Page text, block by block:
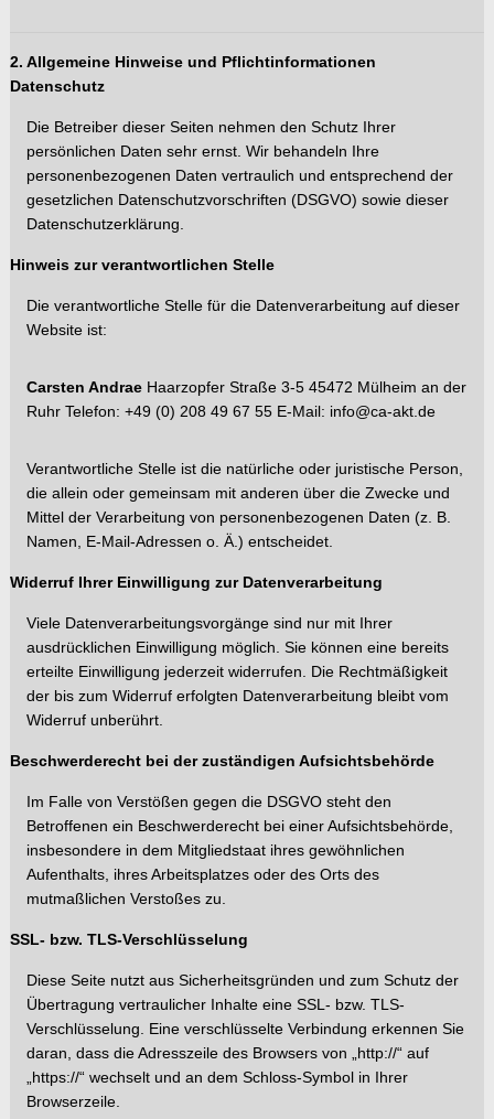
2. Allgemeine Hinweise und Pflichtinformationen
Datenschutz
Die Betreiber dieser Seiten nehmen den Schutz Ihrer
persönlichen Daten sehr ernst. Wir behandeln Ihre
personenbezogenen Daten vertraulich und entsprechend der
gesetzlichen Datenschutzvorschriften (DSGVO) sowie dieser
Datenschutzerklärung.
Hinweis zur verantwortlichen Stelle
Die verantwortliche Stelle für die Datenverarbeitung auf dieser
Website ist:
Carsten AndraeHaarzopfer Straße 3-5 45472 Mülheim an der
Ruhr Telefon: +49 (0) 208 49 67 55 E-Mail: info@ca-akt.de
Verantwortliche Stelle ist die natürliche oder juristische Person,
die allein oder gemeinsam mit anderen über die Zwecke und
Mittel der Verarbeitung von personenbezogenen Daten (z. B.
Namen, E-Mail-Adressen o. Ä.) entscheidet.
Widerruf Ihrer Einwilligung zur Datenverarbeitung
Viele Datenverarbeitungsvorgänge sind nur mit Ihrer
ausdrücklichen Einwilligung möglich. Sie können eine bereits
erteilte Einwilligung jederzeit widerrufen. Die Rechtmäßigkeit
der bis zum Widerruf erfolgten Datenverarbeitung bleibt vom
Widerruf unberührt.
Beschwerderecht bei der zuständigen Aufsichtsbehörde
Im Falle von Verstößen gegen die DSGVO steht den
Betroffenen ein Beschwerderecht bei einer Aufsichtsbehörde,
insbesondere in dem Mitgliedstaat ihres gewöhnlichen
Aufenthalts, ihres Arbeitsplatzes oder des Orts des
mutmaßlichen Verstoßes zu.
SSL- bzw. TLS-Verschlüsselung
Diese Seite nutzt aus Sicherheitsgründen und zum Schutz der
Übertragung vertraulicher Inhalte eine SSL- bzw. TLS-
Verschlüsselung. Eine verschlüsselte Verbindung erkennen Sie
daran, dass die Adresszeile des Browsers von „http://“ auf
„https://“ wechselt und an dem Schloss-Symbol in Ihrer
Browserzeile.